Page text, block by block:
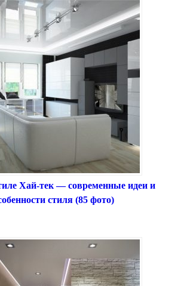
Хай-тек — современные идеи и
стиля (85 фото)